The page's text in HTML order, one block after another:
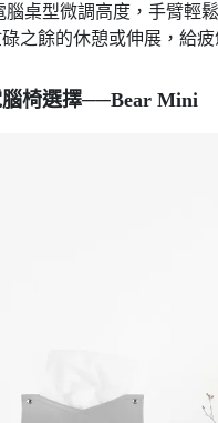
桌型微調高度，手臂輕
之餘的休憩或伸展，給
椅選擇──Bear Mini